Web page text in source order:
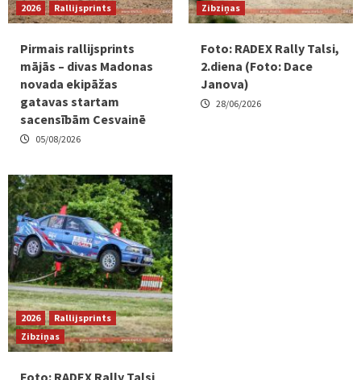
2026 Rallijsprints
Pirmais rallijsprints
mājās – divas Madonas
novada ekipāžas
gatavas startam
sacensībām Cesvainē
05/08/2026
Zibziņas
Foto: RADEX Rally Talsi,
2.diena (Foto: Dace
Janova)
28/06/2026
2026
Rallijsprints
Zibziņas
Foto: RADEX Rally Talsi